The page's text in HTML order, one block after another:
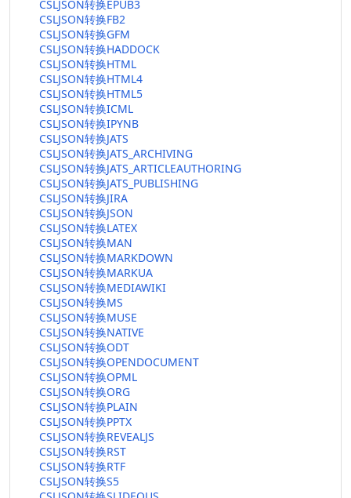
CSLJSON转换EPUB3
CSLJSON转换FB2
CSLJSON转换GFM
CSLJSON转换HADDOCK
CSLJSON转换HTML
CSLJSON转换HTML4
CSLJSON转换HTML5
CSLJSON转换ICML
CSLJSON转换IPYNB
CSLJSON转换JATS
CSLJSON转换JATS_ARCHIVING
CSLJSON转换JATS_ARTICLEAUTHORING
CSLJSON转换JATS_PUBLISHING
CSLJSON转换JIRA
CSLJSON转换JSON
CSLJSON转换LATEX
CSLJSON转换MAN
CSLJSON转换MARKDOWN
CSLJSON转换MARKUA
CSLJSON转换MEDIAWIKI
CSLJSON转换MS
CSLJSON转换MUSE
CSLJSON转换NATIVE
CSLJSON转换ODT
CSLJSON转换OPENDOCUMENT
CSLJSON转换OPML
CSLJSON转换ORG
CSLJSON转换PLAIN
CSLJSON转换PPTX
CSLJSON转换REVEALJS
CSLJSON转换RST
CSLJSON转换RTF
CSLJSON转换S5